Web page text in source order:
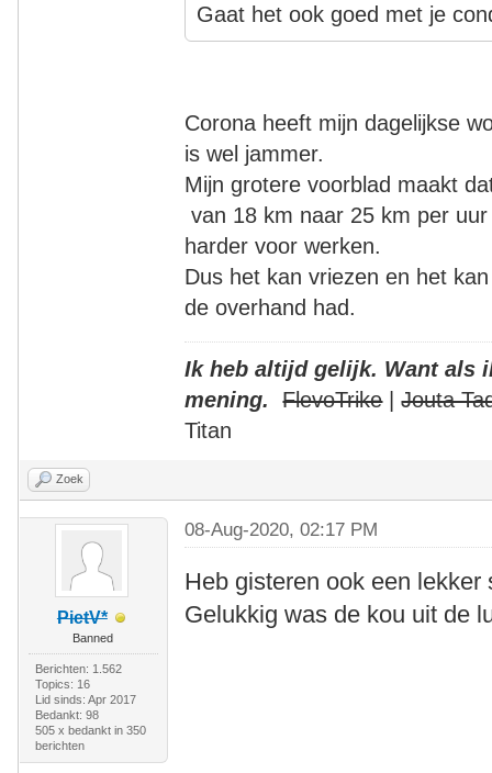
Gaat het ook goed met je
Corona heeft mijn dagelijkse
is wel jammer.
Mijn grotere voorblad maakt
van 18 km naar 25 km per
harder voor werken.
Dus het kan vriezen en het
de overhand had.
Ik heb altijd gelijk. Want als
mening.
FlevoTrike|Jouta
Titan
Zoek
PietV*
Banned
Berichten: 1.562
Topics: 16
Lid sinds: Apr 2017
Bedankt: 98
505 x bedankt in 350
berichten
08-Aug-2020, 02:17 PM
Heb gisteren ook een
Gelukkig was de kou uit de